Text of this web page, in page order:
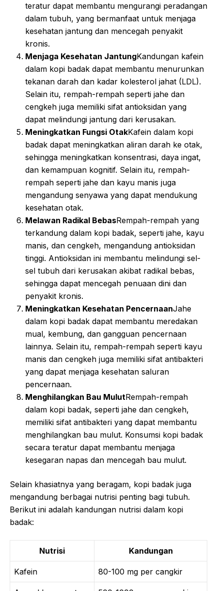
teratur dapat membantu mengurangi peradangan
dalam tubuh, yang bermanfaat untuk menjaga
kesehatan jantung dan mencegah penyakit
kronis.
Menjaga Kesehatan JantungKandungan kafein
dalam kopi badak dapat membantu menurunkan
tekanan darah dan kadar kolesterol jahat (LDL).
Selain itu, rempah-rempah seperti jahe dan
cengkeh juga memiliki sifat antioksidan yang
dapat melindungi jantung dari kerusakan.
Meningkatkan Fungsi OtakKafein dalam kopi
badak dapat meningkatkan aliran darah ke otak,
sehingga meningkatkan konsentrasi, daya ingat,
dan kemampuan kognitif. Selain itu, rempah-
rempah seperti jahe dan kayu manis juga
mengandung senyawa yang dapat mendukung
kesehatan otak.
Melawan Radikal BebasRempah-rempah yang
terkandung dalam kopi badak, seperti jahe, kayu
manis, dan cengkeh, mengandung antioksidan
tinggi. Antioksidan ini membantu melindungi sel-
sel tubuh dari kerusakan akibat radikal bebas,
sehingga dapat mencegah penuaan dini dan
penyakit kronis.
Meningkatkan Kesehatan PencernaanJahe
dalam kopi badak dapat membantu meredakan
mual, kembung, dan gangguan pencernaan
lainnya. Selain itu, rempah-rempah seperti kayu
manis dan cengkeh juga memiliki sifat antibakteri
yang dapat menjaga kesehatan saluran
pencernaan.
Menghilangkan Bau MulutRempah-rempah
dalam kopi badak, seperti jahe dan cengkeh,
memiliki sifat antibakteri yang dapat membantu
menghilangkan bau mulut. Konsumsi kopi badak
secara teratur dapat membantu menjaga
kesegaran napas dan mencegah bau mulut.
Selain khasiatnya yang beragam, kopi badak juga
mengandung berbagai nutrisi penting bagi tubuh.
Berikut ini adalah kandungan nutrisi dalam kopi
badak:
Nutrisi Kandungan
Kafein 80-100 mg per cangkir